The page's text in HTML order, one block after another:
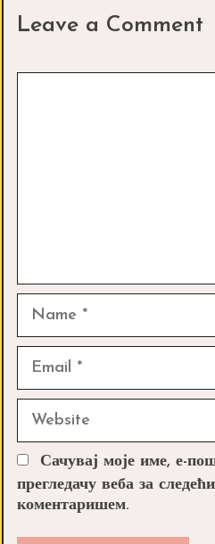
Leave a Comment
Website
Сачувај моје име, е-
прегледачу веба за
коментаришем.